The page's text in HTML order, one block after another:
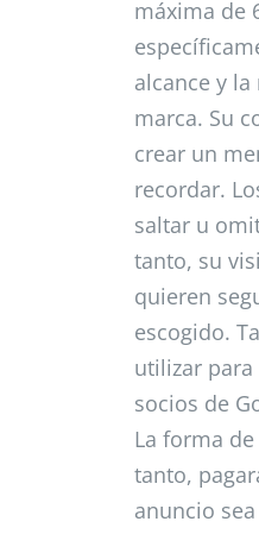
máxima de
alcance y
marca. Su
crear un
recordar.
saltar u
tanto, su
quieren
escogido.
utilizar para
socios de
La forma
tanto,
anuncio